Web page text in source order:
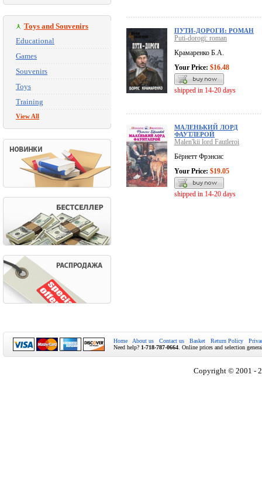
Toys and Souvenirs
Educational
Games
Souvenirs
Toys
Training
View All
ПУТИ-ДОРОГИ: РОМАН
Puti-dorogi: roman
Крамаренко Б.А.
Your Price: $16.48
shipped in 14-20 days
МАЛЕНЬКИЙ ЛОРД
ФАУТЛЕРОЙ
Malen'kii lord Fautleroi
Бёрнетт Фрэнсис
Your Price: $19.05
shipped in 14-20 days
Home About us Contact us Basket Return Policy
Need help? 1-718-787-0664 . Online prices and selection
Copyright © 2001 -